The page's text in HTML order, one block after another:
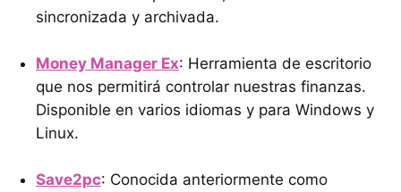
sincronizada y archivada.
Money Manager Ex: Herramienta de escritorio
que nos permitirá controlar nuestras finanzas.
Disponible en varios idiomas y para Windows y
Linux.
Save2pc: Conocida anteriormente como